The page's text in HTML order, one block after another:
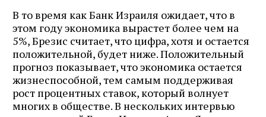
В то время как Банк Израиля ожидает, что в
этом году экономика вырастет более чем на
5%, Брезис считает, что цифра, хотя и остается
положительной, будет ниже. Положительный
прогноз показывает, что экономика остается
жизнеспособной, тем самым поддерживая
рост процентных ставок, который волнует
многих в обществе. В нескольких интервью